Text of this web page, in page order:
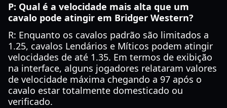
P: Qual é a velocidade mais alta que um
cavalo pode atingir em Bridger Western?
R: Enquanto os cavalos padrão são limitados a
1.25, cavalos Lendários e Míticos podem atingir
velocidades de até 1.35. Em termos de exibição
na interface, alguns jogadores relataram valores
de velocidade máxima chegando a 97 após o
cavalo estar totalmente domesticado ou
verificado.